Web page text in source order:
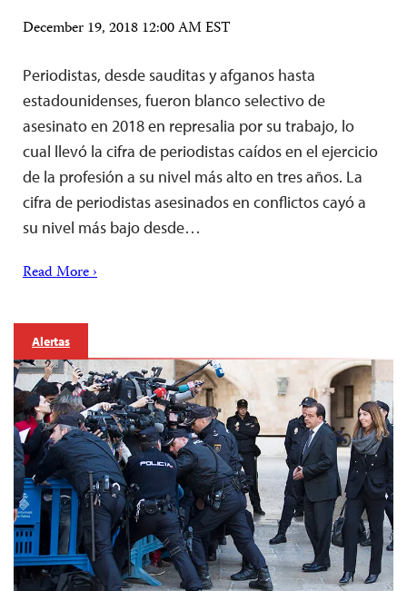
December 19, 2018 12:00 AM EST
Periodistas, desde sauditas y afganos hasta
estadounidenses, fueron blanco selectivo de
asesinato en 2018 en represalia por su trabajo, lo
cual llevó la cifra de periodistas caídos en el ejercicio
de la profesión a su nivel más alto en tres años. La
cifra de periodistas asesinados en conflictos cayó a
su nivel más bajo desde…
Read More ›
Alertas